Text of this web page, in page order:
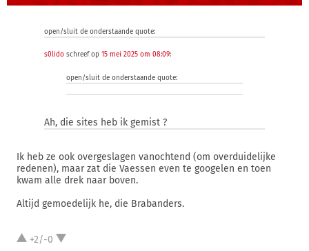
open/sluit de onderstaande quote:
s0lido schreef op 15 mei 2025 om 08:09:
open/sluit de onderstaande quote:
Ah, die sites heb ik gemist ?
Ik heb ze ook overgeslagen vanochtend (om overduidelijke
redenen), maar zat die Vaessen even te googelen en toen
kwam alle drek naar boven.
Altijd gemoedelijk he, die Brabanders.
+2/-0